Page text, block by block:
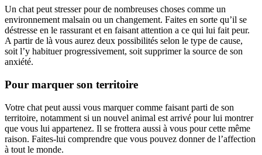
Un chat peut stresser pour de nombreuses choses comme un
environnement malsain ou un changement. Faites en sorte qu’il se
déstresse en le rassurant et en faisant attention a ce qui lui fait peur.
A partir de là vous aurez deux possibilités selon le type de cause,
soit l’y habituer progressivement, soit supprimer la source de son
anxiété.
Pour marquer son territoire
Votre chat peut aussi vous marquer comme faisant parti de son
territoire, notamment si un nouvel animal est arrivé pour lui montrer
que vous lui appartenez. Il se frottera aussi à vous pour cette même
raison. Faites-lui comprendre que vous pouvez donner de l’affection
à tout le monde.